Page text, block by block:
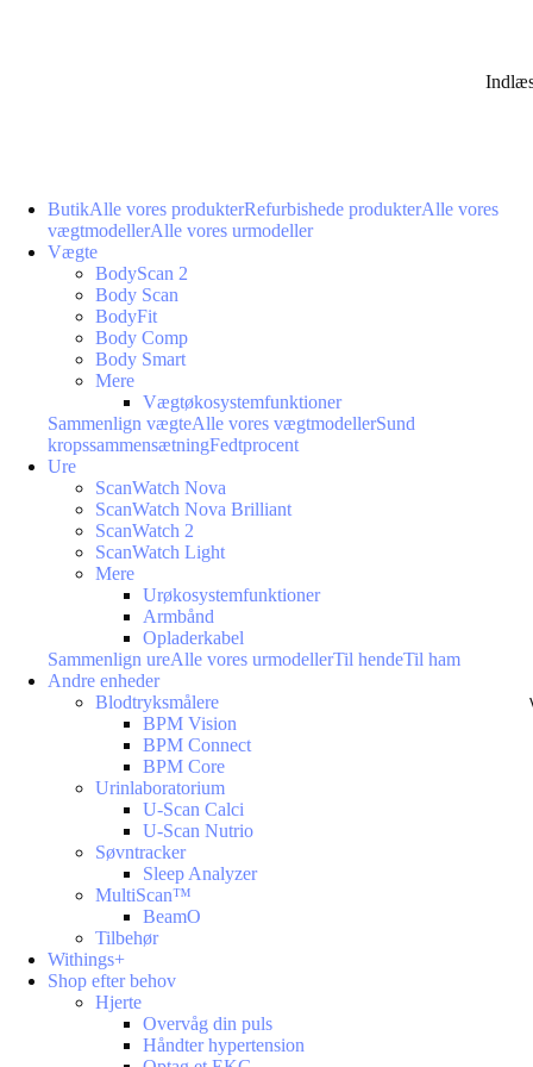
ButikAlle vores produkterRefurbishede produkterAlle vores
vægtmodellerAlle vores urmodeller
Vægte
BodyScan 2
Body Scan
BodyFit
Body Comp
Body Smart
Mere
Vægtøkosystemfunktioner
Sammenlign vægteAlle vores vægtmodellerSund
kropssammensætningFedtprocent
Ure
ScanWatch Nova
ScanWatch Nova Brilliant
ScanWatch 2
ScanWatch Light
Mere
Urøkosystemfunktioner
Armbånd
Opladerkabel
Sammenlign ureAlle vores urmodellerTil hendeTil ham
Andre enheder
Blodtryksmålere
BPM Vision
BPM Connect
BPM Core
Urinlaboratorium
U-Scan Calci
U-Scan Nutrio
Søvntracker
Sleep Analyzer
MultiScan™
BeamO
Tilbehør
Withings+
Shop efter behov
Hjerte
Overvåg din puls
Håndter hypertension